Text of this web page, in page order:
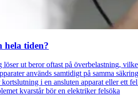
hela tiden?
löser ut beror oftast på överbelastning,
används samtidigt på samma
i en ansluten apparat eller ett
kvarstår bör en elektriker felsöka